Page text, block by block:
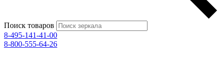
Поиск товаров
8-495-141-41-00
8-800-555-64-26